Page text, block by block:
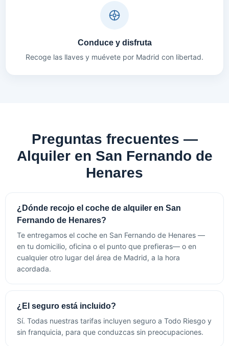
Conduce y disfruta
Recoge las llaves y muévete por Madrid con libertad.
Preguntas frecuentes —
Alquiler en San Fernando de
Henares
¿Dónde recojo el coche de alquiler en San
Fernando de Henares?
Te entregamos el coche en San Fernando de Henares —
en tu domicilio, oficina o el punto que prefieras— o en
cualquier otro lugar del área de Madrid, a la hora
acordada.
¿El seguro está incluido?
Sí. Todas nuestras tarifas incluyen seguro a Todo Riesgo y
sin franquicia, para que conduzcas sin preocupaciones.